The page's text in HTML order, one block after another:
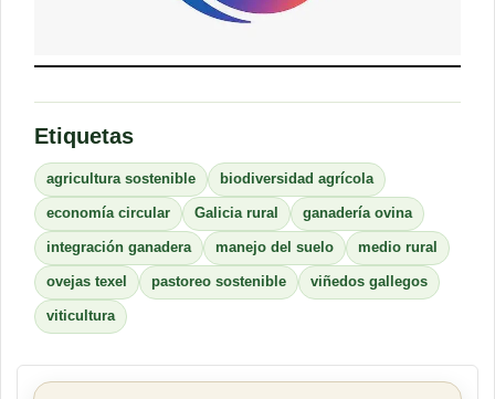
Etiquetas
agricultura sostenible biodiversidad agrícola
economía circular Galicia rural ganadería ovina
integración ganadera manejo del suelo medio rural
ovejas texel pastoreo sostenible viñedos gallegos
viticultura